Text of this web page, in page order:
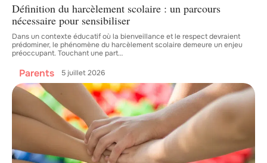
Définition du harcèlement scolaire : un parcours
nécessaire pour sensibiliser
Dans un contexte éducatif où la bienveillance et le respect devraient
prédominer, le phénomène du harcèlement scolaire demeure un enjeu
préoccupant. Touchant une part…
Parents 5 juillet 2026